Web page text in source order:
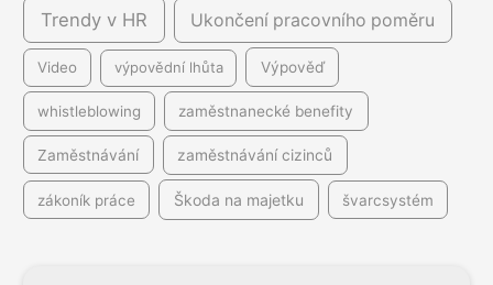
Trendy v HR Ukončení pracovního poměru
Video výpovědní lhůta Výpověď
whistleblowing zaměstnanecké benefity
Zaměstnávání zaměstnávání cizinců
zákoník práce Škoda na majetku švarcsystém